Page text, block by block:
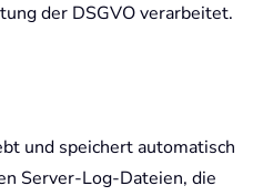
der DSGVO verarbeitet.
und speichert automatisch
Server-Log-Dateien, die